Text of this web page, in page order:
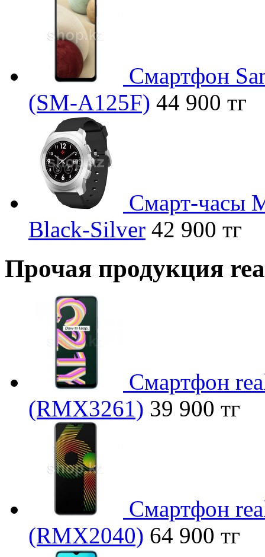
Смартфон
(SM-A125F) 44 900 тг
Смарт-часы
Black-Silver 42 900 тг
Прочая продукция
Смартфон
(RMX3261) 39 900 тг
Смартфон
(RMX2040) 64 900 тг